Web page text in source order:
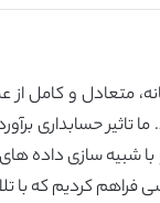
متعادل و کامل
حسابداری
شبیه سازی داده
فراهم کردیم که